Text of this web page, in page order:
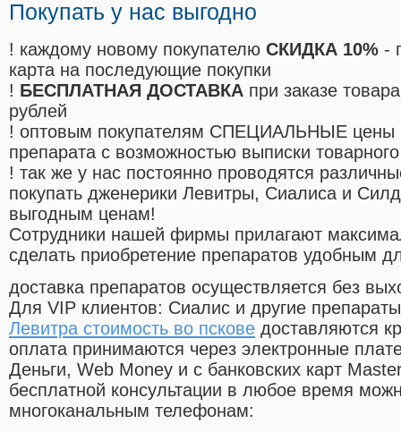
Покупать у нас выгодно
! каждому новому покупателю СКИДКА 10% -
карта на последующие покупки
! БЕСПЛАТНАЯ ДОСТАВКА при заказе
рублей
! оптовым покупателям СПЕЦИАЛЬНЫЕ цены
препарата с возможностью выписки
! так же у нас постоянно проводятся
покупать дженерики Левитры, Сиалиса и
выгодным ценам!
Cотрудники нашей фирмы прилагают
сделать приобретение препаратов удобным
доставка препаратов осуществляется без
Для VIP клиентов: Сиалис и другие
Левитра стоимость во пскове доставляются
оплата принимаются через электронные
Деньги, Web Money и с банковских карт
бесплатной консультации в любое время
многоканальным телефонам: